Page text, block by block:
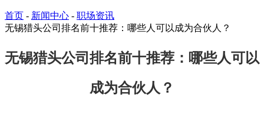
首页 - 新闻中心 - 职场资讯
无锡猎头公司排名前十推荐：哪些人可以成为合伙人？
无锡猎头公司排名前十推荐：哪些人可以
成为合伙人？